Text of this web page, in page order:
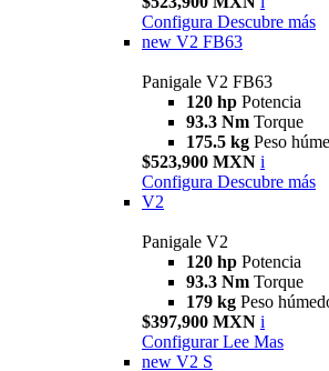
Configura Descubre más
new V2 FB63
Panigale V2 FB63
120 hp Potencia
93.3 Nm Torque
175.5 kg Peso
$523,900 MXN i
Configura Descubre más
V2
Panigale V2
120 hp Potencia
93.3 Nm Torque
179 kg Peso
$397,900 MXN i
Configurar Lee Mas
new V2 S